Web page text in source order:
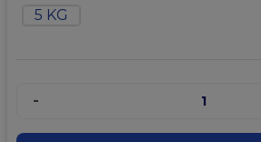
5 KG
- 1